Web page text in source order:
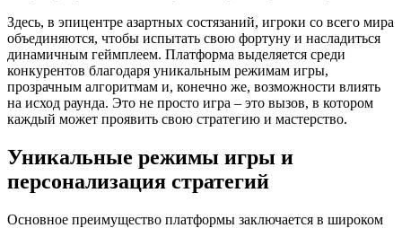
Здесь, в эпицентре азартных состязаний, игроки со всего мира
объединяются, чтобы испытать свою фортуну и насладиться
динамичным геймплеем. Платформа выделяется среди
конкурентов благодаря уникальным режимам игры,
прозрачным алгоритмам и, конечно же, возможности влиять
на исход раунда. Это не просто игра – это вызов, в котором
каждый может проявить свою стратегию и мастерство.
Уникальные режимы игры и
персонализация стратегий
Основное преимущество платформы заключается в широком